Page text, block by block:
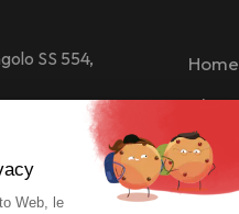
SS 554,
Home
Chi
News
Le